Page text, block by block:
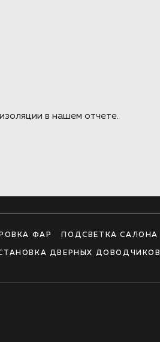
в нашем отчете.
ФАР ПОДСВЕТКА САЛОНА
ДВЕРНЫХ ДОВОДЧИКОВ